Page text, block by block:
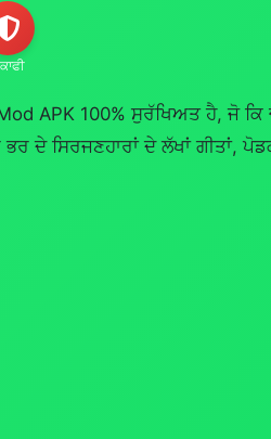
APK 100% ਸੁਰੱਖਿਅਤ ਹੈ, ਜੋ
ਦੇ ਸਿਰਜਣਹਾਰਾਂ ਦੇ ਲੱਖਾਂ ਗੀਤਾਂ,